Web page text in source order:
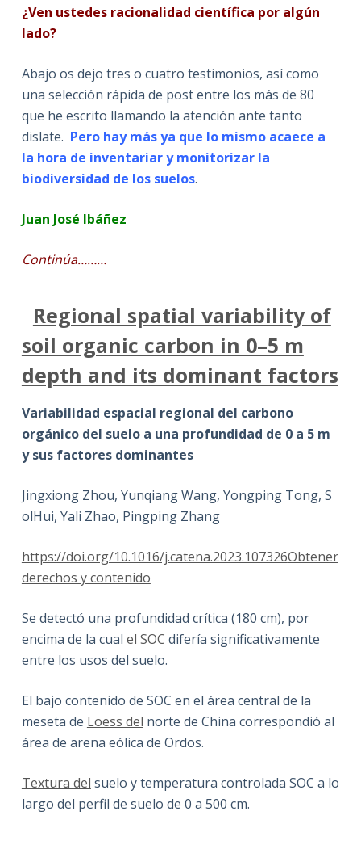
¿Ven ustedes racionalidad científica por algún
lado?
Abajo os dejo tres o cuatro testimonios, así como
una selección rápida de post entre los más de 80
que he escrito llamando la atención ante tanto
dislate. Pero hay más ya que lo mismo acaece a
la hora de inventariar y monitorizar la
biodiversidad de los suelos.
Juan José Ibáñez
Continúa………
Regional spatial variability of
soil organic carbon in 0–5 m
depth and its dominant factors
Variabilidad espacial regional del carbono
orgánico del suelo a una profundidad de 0 a 5 m
y sus factores dominantes
Jingxiong Zhou, Yunqiang Wang, Yongping Tong, S
olHui, Yali Zhao, Pingping Zhang
https://doi.org/10.1016/j.catena.2023.107326Obtener
derechos y contenido
Se detectó una profundidad crítica (180 cm), por
encima de la cual el SOC difería significativamente
entre los usos del suelo.
El bajo contenido de SOC en el área central de la
meseta de Loess del norte de China correspondió al
área de arena eólica de Ordos.
Textura del suelo y temperatura controlada SOC a lo
largo del perfil de suelo de 0 a 500 cm.